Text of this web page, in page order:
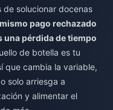
de solucionar docenas
pago rechazado
una pérdida de tiempo
de botella es tu
que cambia la variable,
solo arriesga a
y alimentar el